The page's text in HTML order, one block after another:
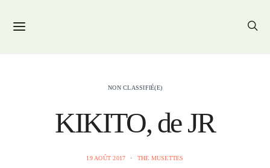
NON CLASSIFIÉ(E)
KIKITO, de JR
19 AOÛT 2017 THE MUSETTES